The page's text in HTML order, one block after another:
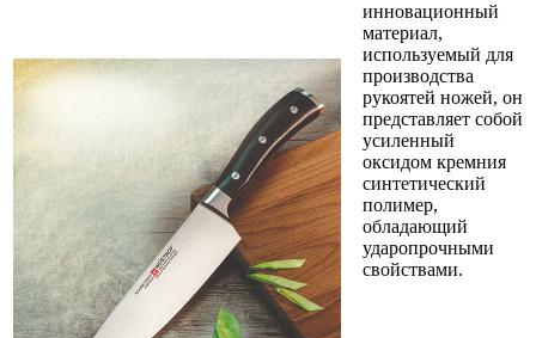
инновационный
материал,
используемый для
производства
рукоятей ножей, он
представляет собой
усиленный
оксидом кремния
синтетический
полимер,
обладающий
ударопрочными
свойствами.